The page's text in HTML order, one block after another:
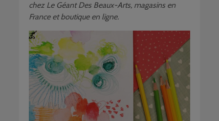
chez Le Géant Des Beaux-Arts, magasins en
France et boutique en ligne.